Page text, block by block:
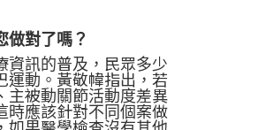
做對了嗎？
資訊的普及，民眾多少
運動。黃敬幃指出，若
主被動關節活動度差異
時應該針對不同個案做